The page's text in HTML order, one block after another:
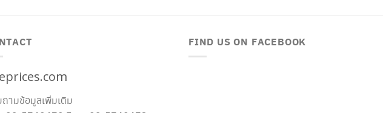
ามข้อมูลเพิ่มเติม
FIND US ON FACEBOOK